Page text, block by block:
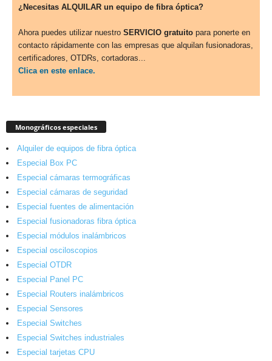
¿Necesitas ALQUILAR un equipo de fibra óptica?
Ahora puedes utilizar nuestro SERVICIO gratuito para ponerte en
contacto rápidamente con las empresas que alquilan fusionadoras,
certificadores, OTDRs, cortadoras...
Clica en este enlace.
Monográficos especiales
Alquiler de equipos de fibra óptica
Especial Box PC
Especial cámaras termográficas
Especial cámaras de seguridad
Especial fuentes de alimentación
Especial fusionadoras fibra óptica
Especial módulos inalámbricos
Especial osciloscopios
Especial OTDR
Especial Panel PC
Especial Routers inalámbricos
Especial Sensores
Especial Switches
Especial Switches industriales
Especial tarjetas CPU